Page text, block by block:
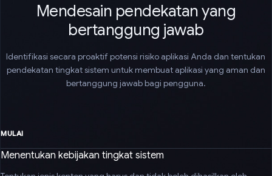
Mendesain pendekatan yang
bertanggung jawab
Identifikasi secara proaktif potensi risiko aplikasi Anda dan tentukan
pendekatan tingkat sistem untuk membuat aplikasi yang aman dan
bertanggung jawab bagi pengguna.
MULAI
Menentukan kebijakan tingkat sistem